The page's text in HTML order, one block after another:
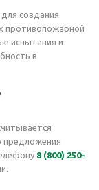
создания
противопожарной
испытания и
в
предложения
8 (800) 250-